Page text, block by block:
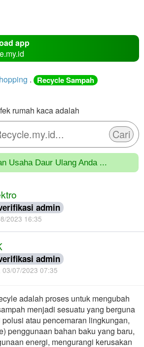
app
. Recycle Sampah
Cari
Usaha Daur Ulang Anda ...
admin
2023 16:35
admin
07/2023 07:35
adalah proses untuk mengubah
menjadi sesuatu yang berguna
atau pencemaran lingkungan,
penggunaan bahan baku yang baru,
energi, mengurangi kerusakan